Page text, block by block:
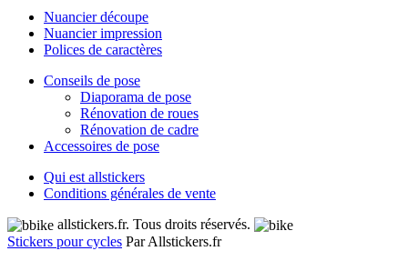
Nuancier découpe
Nuancier impression
Polices de caractères
Conseils de pose
Diaporama de pose
Rénovation de roues
Rénovation de cadre
Accessoires de pose
Qui est allstickers
Conditions générales de vente
allstickers.fr. Tous droits réservés.
Stickers pour cycles Par Allstickers.fr